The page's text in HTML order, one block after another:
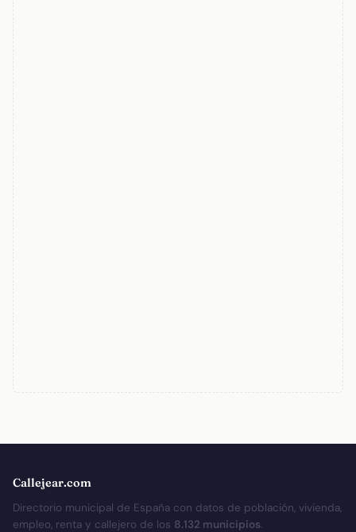
Callejear.com
Directorio municipal de España con datos de población, vivienda,
empleo, renta y callejero de los 8.132 municipios.